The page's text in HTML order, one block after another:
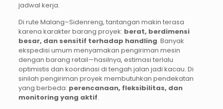
jadwal kerja.
Di rute Malang–Sidenreng, tantangan makin terasa
karena karakter barang proyek: berat, berdimensi
besar, dan sensitif terhadap handling. Banyak
ekspedisi umum menyamakan pengiriman mesin
dengan barang retail—hasilnya, estimasi terlalu
optimistis dan koordinasi di tengah jalan jadi kacau. Di
sinilah pengiriman proyek membutuhkan pendekatan
yang berbeda: perencanaan, fleksibilitas, dan
monitoring yang aktif.